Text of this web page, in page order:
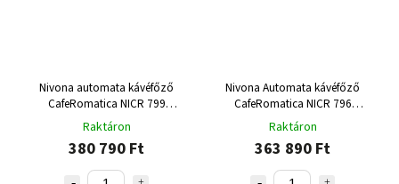
Nivona automata kávéfőző
CafeRomatica NICR 799
Steel/Chrome
Raktáron
380 790 Ft
Nivona Automata kávéfőző
CafeRomatica NICR 796
White/Chrome
Raktáron
363 890 Ft